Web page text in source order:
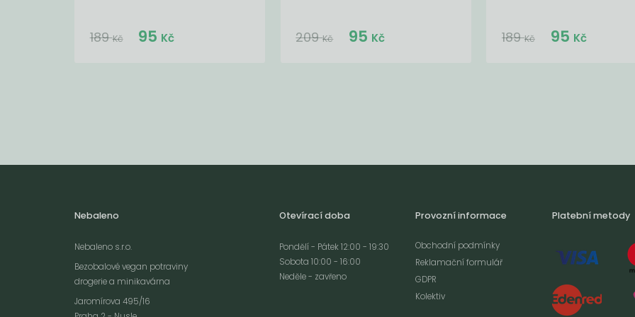
Do košíku:
189Kč 95 Kč Do košíku:
209Kč 95 Kč Do košíku:
189Kč 95 Kč
Nebaleno
Nebaleno s.r.o.
Bezobalové vegan potraviny
drogerie a minikavárna
Jaromírova 495/16
Otevírací doba
Pondělí - Pátek 12:00 - 19:30
Sobota 10:00 - 16:00
Neděle - zavřeno
Provozní informace
Obchodní podmínky
Reklamační formulář
GDPR
Kolektiv
Platební metody